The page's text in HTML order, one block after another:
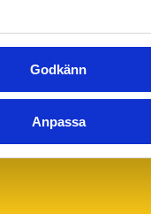
Godkänn
Anpassa